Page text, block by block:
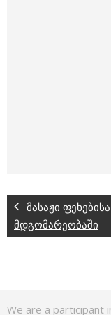
მასაჟი
მდგომარეობაში
We are a participant